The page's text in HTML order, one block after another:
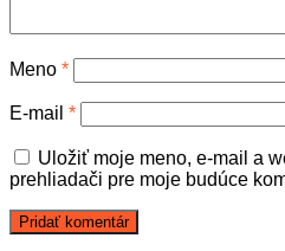
Meno *
E-mail *
Uložiť moje meno, e-mail a
prehliadači pre moje budúce